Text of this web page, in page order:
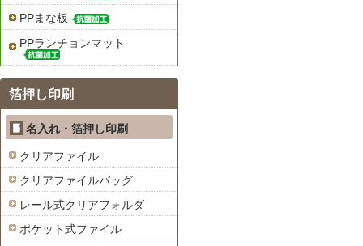
PPまな板
PPランチョンマット
箔押し印刷
名入れ・箔押し印刷
クリアファイル
クリアファイルバッグ
レール式クリアフォルダ
ポケット式ファイル